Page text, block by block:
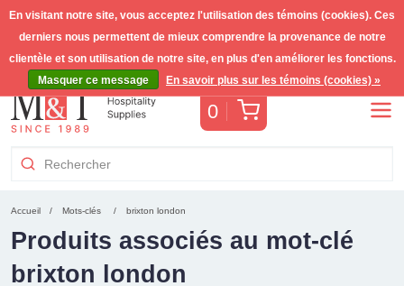
0 Panier
Accueil Mots-clés brixton london
Produits associés au mot-clé
brixton london
En visitant notre site, vous acceptez l'utilisation des témoins (cookies). Ces
derniers nous permettent de mieux comprendre la provenance de notre
clientèle et son utilisation de notre site, en plus d'en améliorer les fonctions.
Masquer ce message
En savoir plus sur les témoins (cookies) »